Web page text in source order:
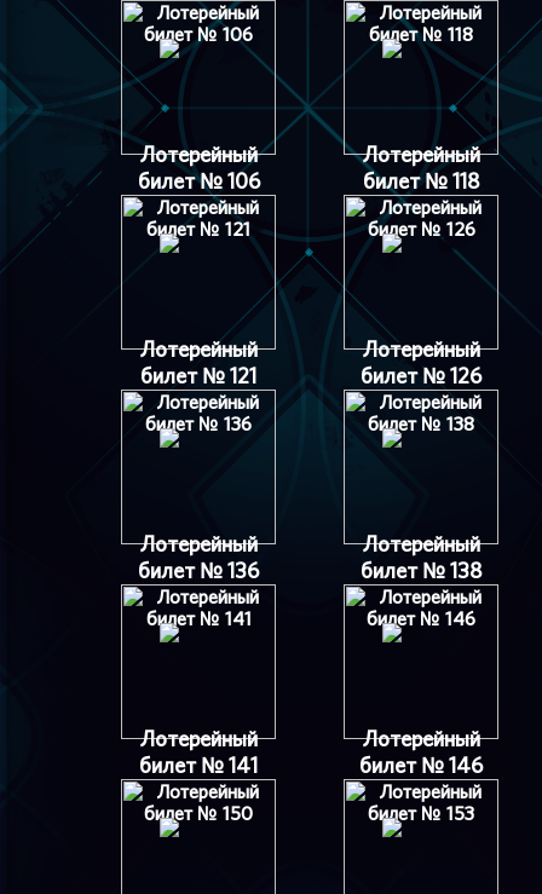
Лотерейный
билет № 106
Лотерейный
билет № 118
Лотерейный
билет № 121
Лотерейный
билет № 126
Лотерейный
билет № 136
Лотерейный
билет № 138
Лотерейный
билет № 141
Лотерейный
билет № 146